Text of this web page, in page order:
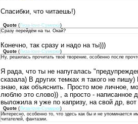
Спасибки, что читаешь!)
Quote (Лиза-love-Сумерки)
Сразу перейдём на ты. Окай?
Конечно, так сразу и надо на ты)))
Quote (Лиза-love-Сумерки)
Ну, решилась прочитать твоё творение, особенно после
Я рада, что ты не напугалась
сказала) В других темках я такого не
знаю, как объяснить. Просто мое личное,
люблю это слово)) , а просто - написанное
выложила я уже по капризу, на свой др,
Quote (Лиза-love-Сумерки)
Интересно, особенно то, что здесь как бы и не упоминается
читателей, фантазии.